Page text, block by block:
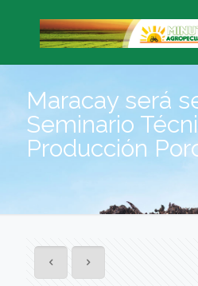
Maracay será
Seminario
Producción